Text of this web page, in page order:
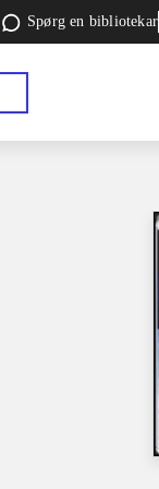
Spørg en bibliotekar